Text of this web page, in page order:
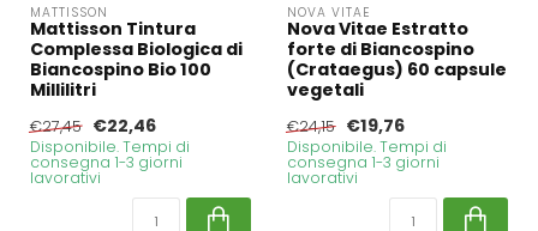
MATTISSON
Mattisson Tintura
Complessa Biologica di
Biancospino Bio 100
Millilitri
€27,45 €22,46
Disponibile. Tempi di
consegna 1-3 giorni
lavorativi
NOVA VITAE
Nova Vitae Estratto
forte di Biancospino
(Crataegus) 60 capsule
vegetali
€24,15 €19,76
Disponibile. Tempi di
consegna 1-3 giorni
lavorativi